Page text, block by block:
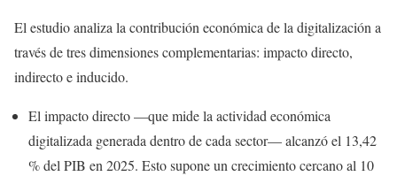
El estudio analiza la contribución económica de la digitalización a
través de tres dimensiones complementarias: impacto directo,
indirecto e inducido.
El impacto directo —que mide la actividad económica
digitalizada generada dentro de cada sector— alcanzó el 13,42
% del PIB en 2025. Esto supone un crecimiento cercano al 10